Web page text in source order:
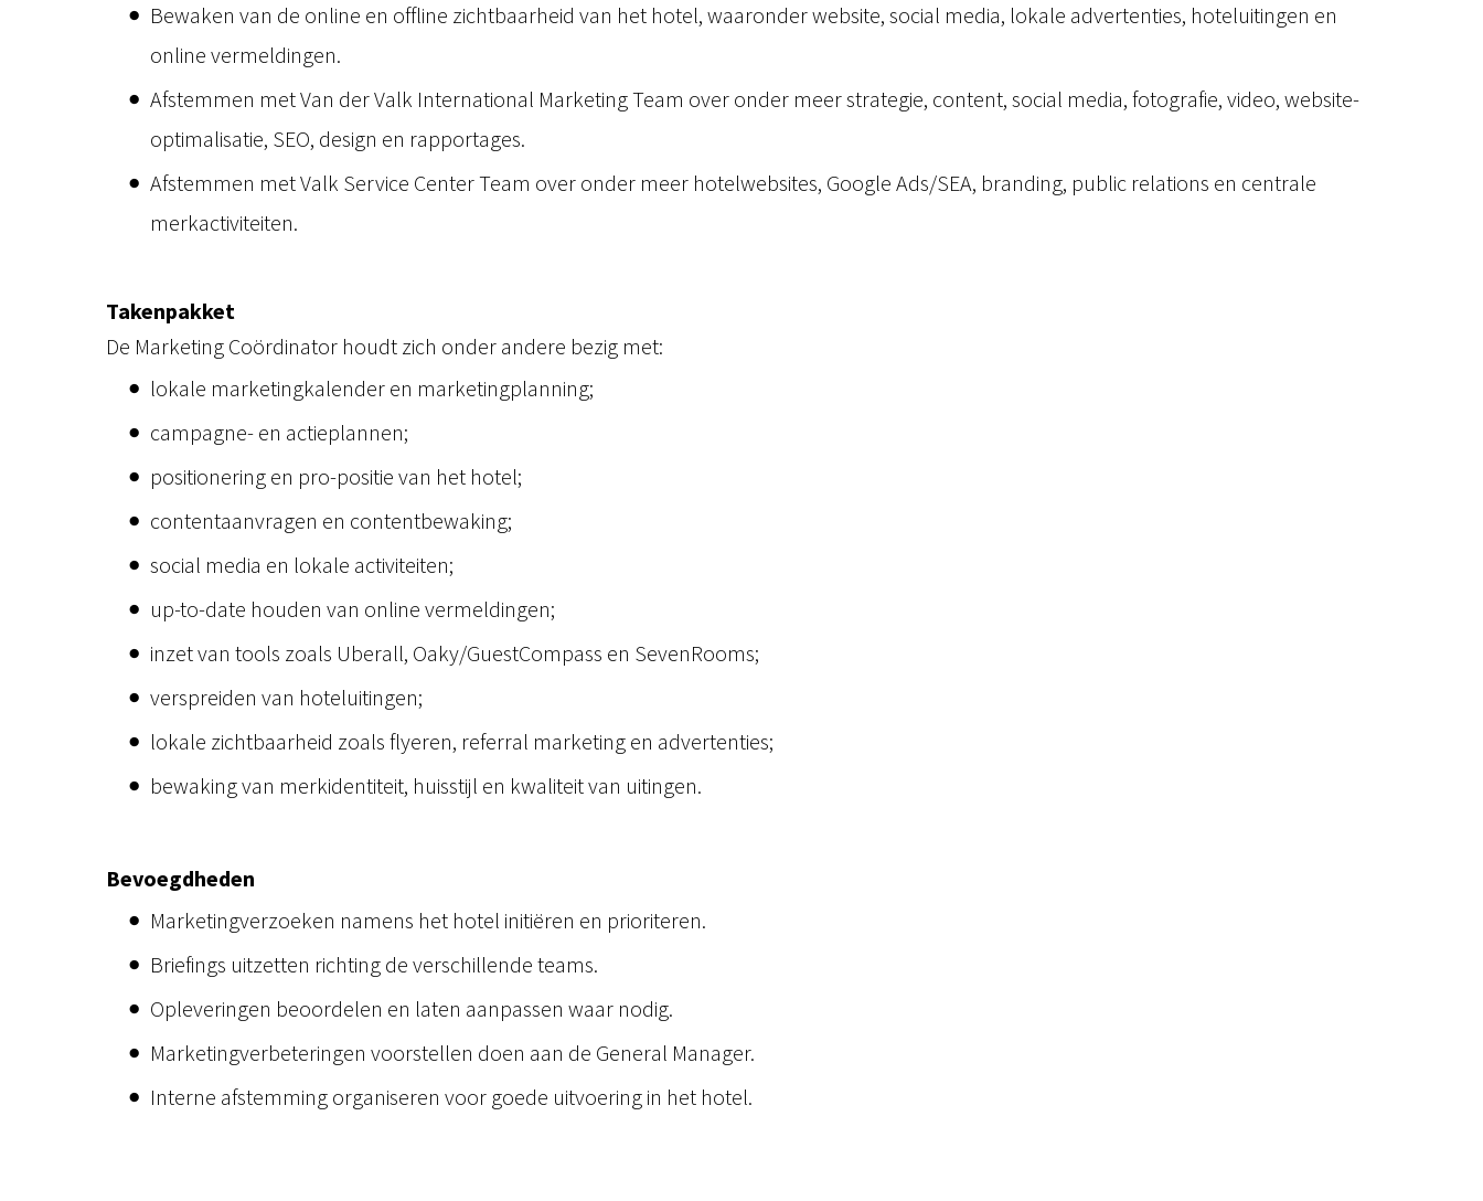
Bewaken van de online en offline zichtbaarheid van het hotel, waaronder website, social media, lokale advertenties, hoteluitingen en
online vermeldingen.
Afstemmen met Van der Valk International Marketing Team over onder meer strategie, content, social media, fotografie, video, website-
optimalisatie, SEO, design en rapportages.
Afstemmen met Valk Service Center Team over onder meer hotelwebsites, Google Ads/SEA, branding, public relations en centrale
merkactiviteiten.
Takenpakket
De Marketing Coördinator houdt zich onder andere bezig met:
lokale marketingkalender en marketingplanning;
campagne- en actieplannen;
positionering en pro-positie van het hotel;
contentaanvragen en contentbewaking;
social media en lokale activiteiten;
up-to-date houden van online vermeldingen;
inzet van tools zoals Uberall, Oaky/GuestCompass en SevenRooms;
verspreiden van hoteluitingen;
lokale zichtbaarheid zoals flyeren, referral marketing en advertenties;
bewaking van merkidentiteit, huisstijl en kwaliteit van uitingen.
Bevoegdheden
Marketingverzoeken namens het hotel initiëren en prioriteren.
Briefings uitzetten richting de verschillende teams.
Opleveringen beoordelen en laten aanpassen waar nodig.
Marketingverbeteringen voorstellen doen aan de General Manager.
Interne afstemming organiseren voor goede uitvoering in het hotel.